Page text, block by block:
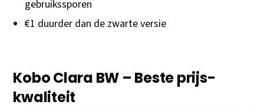
gebruikssporen
€1 duurder dan de zwarte versie
Kobo Clara BW – Beste prijs-
kwaliteit